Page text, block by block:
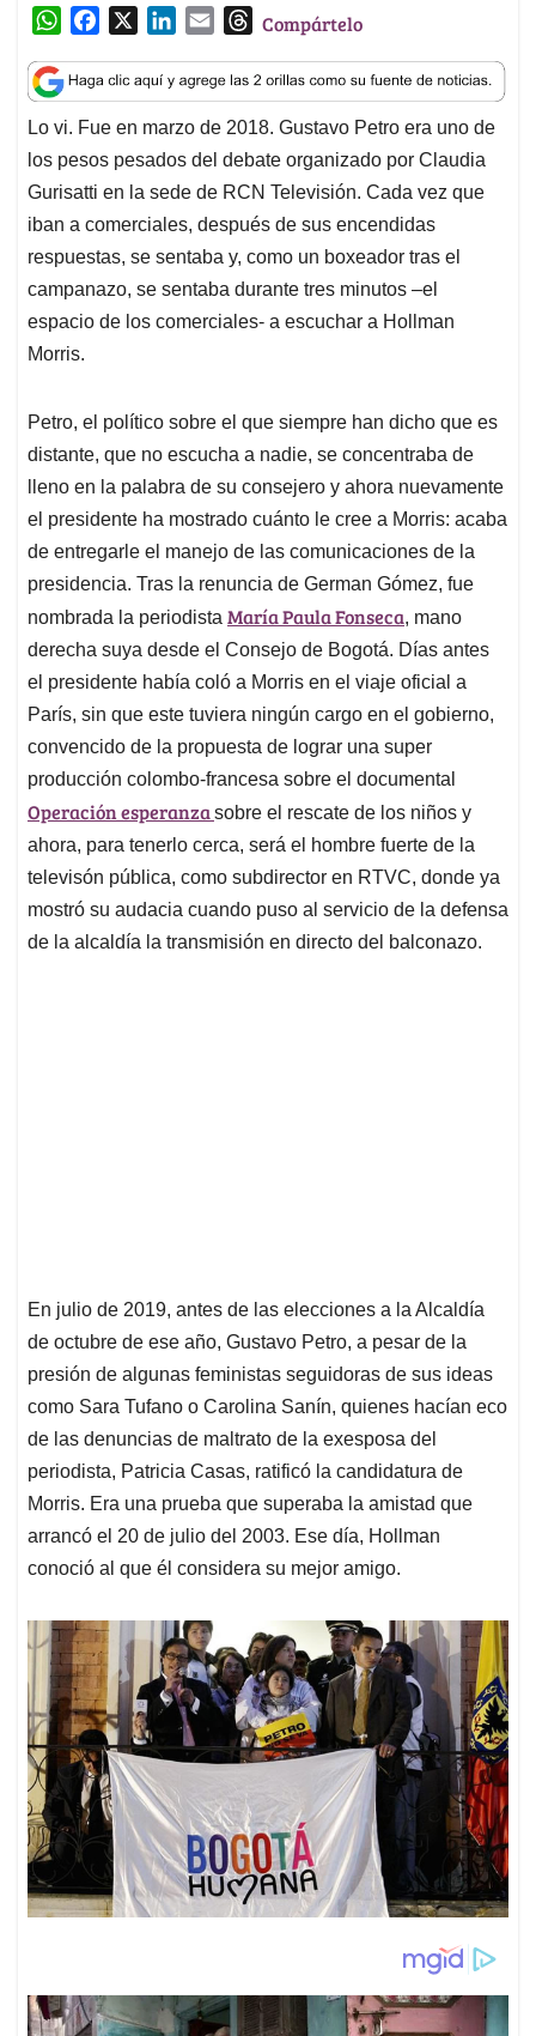
W
a
t
s
A
p
p
c
e
b
o
o
k
n
k
e
d
I
n
a
i
l
T
r
e
a
d
s
Compártelo
Lo vi. Fue en marzo de 2018. Gustavo Petro era uno de
los pesos pesados del debate organizado por Claudia
Gurisatti en la sede de RCN Televisión. Cada vez que
iban a comerciales, después de sus encendidas
respuestas, se sentaba y, como un boxeador tras el
campanazo, se sentaba durante tres minutos –el
espacio de los comerciales- a escuchar a Hollman
Morris.
Petro, el político sobre el que siempre han dicho que es
distante, que no escucha a nadie, se concentraba de
lleno en la palabra de su consejero y ahora nuevamente
el presidente ha mostrado cuánto le cree a Morris: acaba
de entregarle el manejo de las comunicaciones de la
presidencia. Tras la renuncia de German Gómez, fue
nombrada la periodista María Paula Fonseca, mano
derecha suya desde el Consejo de Bogotá. Días antes
el presidente había coló a Morris en el viaje oficial a
París, sin que este tuviera ningún cargo en el gobierno,
convencido de la propuesta de lograr una super
producción colombo-francesa sobre el documental
Operación esperanzasobre el rescate de los niños y
ahora, para tenerlo cerca, será el hombre fuerte de la
televisón pública, como subdirector en RTVC, donde ya
mostró su audacia cuando puso al servicio de la defensa
de la alcaldía la transmisión en directo del balconazo.
En julio de 2019, antes de las elecciones a la Alcaldía
de octubre de ese año, Gustavo Petro, a pesar de la
presión de algunas feministas seguidoras de sus ideas
como Sara Tufano o Carolina Sanín, quienes hacían eco
de las denuncias de maltrato de la exesposa del
periodista, Patricia Casas, ratificó la candidatura de
Morris. Era una prueba que superaba la amistad que
arrancó el 20 de julio del 2003. Ese día, Hollman
conoció al que él considera su mejor amigo.